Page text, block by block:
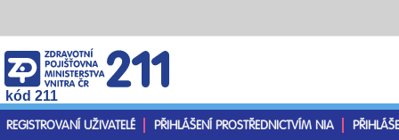
kód 211
REGISTROVANÍ UŽIVATELÉ
PŘIHLÁŠENÍ PROSTŘEDNICTVÍM NIA